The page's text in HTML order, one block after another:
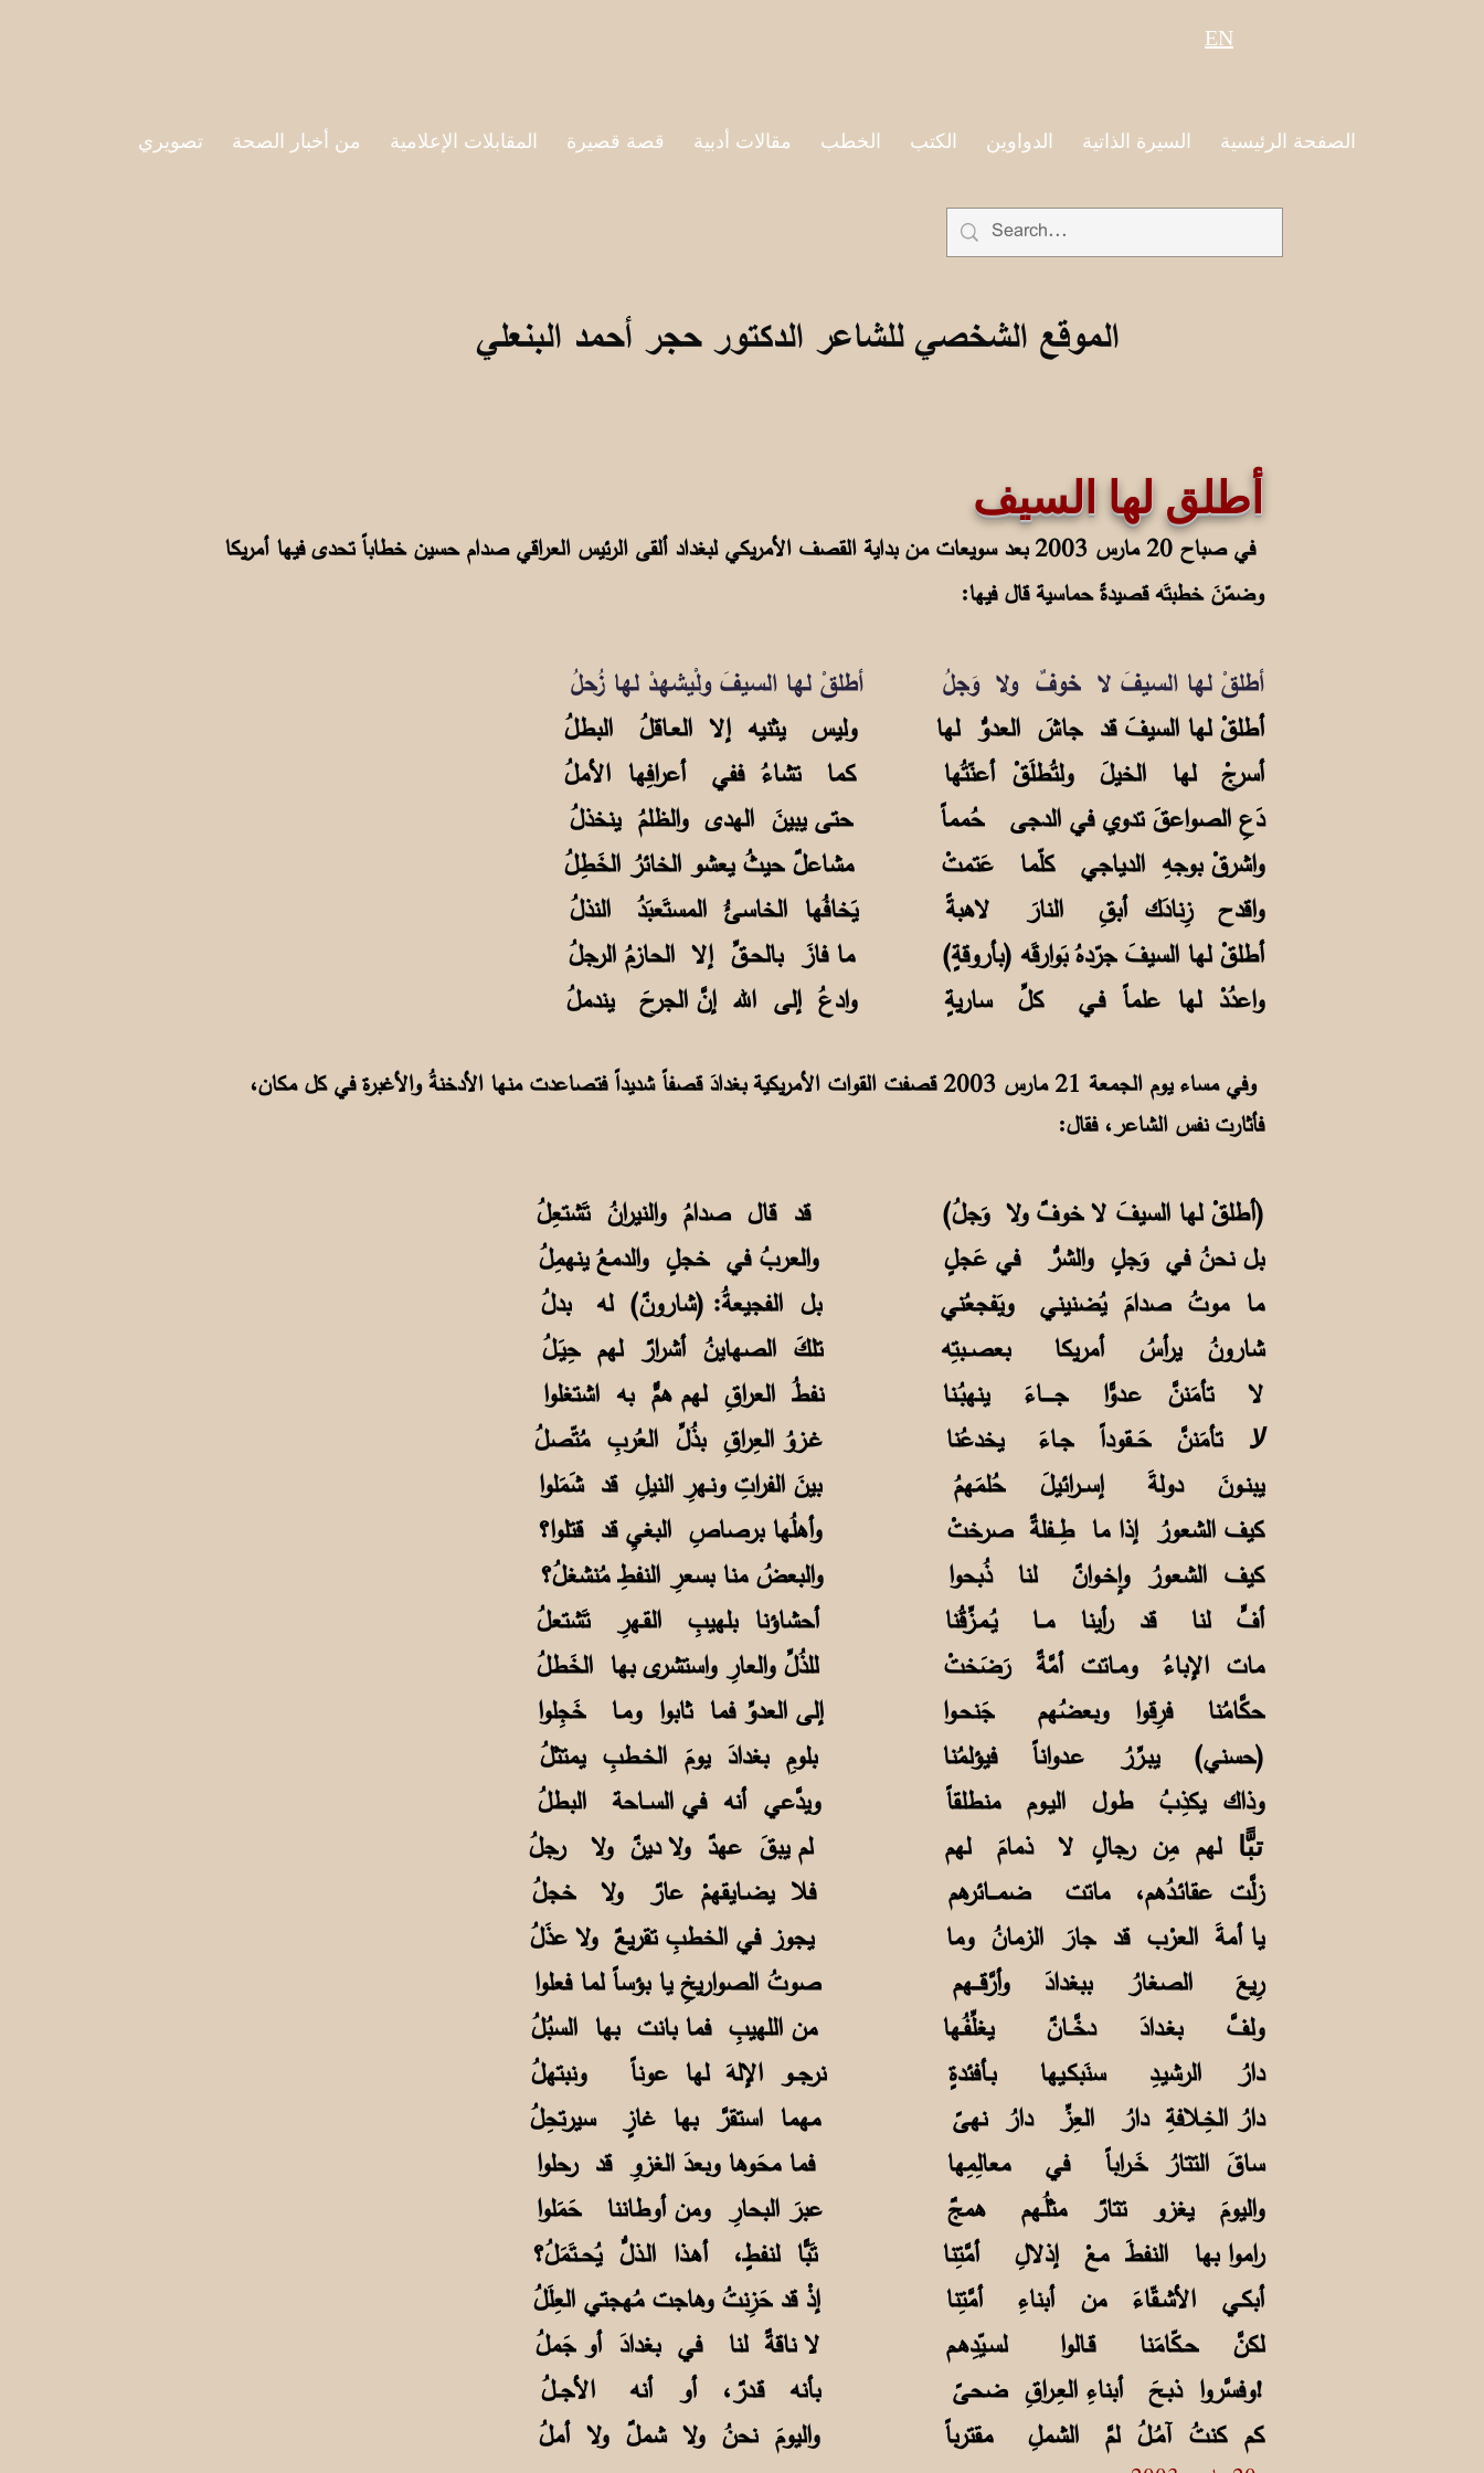
EN
الصفحة الرئيسية السيرة الذاتية الدواوين الكتب الخطب مقالات أدبية قصة قصيرة المقابلات الإعلامية من أخبار الصحة تصويري
الموقع الشخصي للشاعر الدكتور حجر أحمد البنعلي
أطلق لها السيف
في صباح 20 مارس 2003 بعد سويعات من بداية القصف الأمريكي لبغداد ألقى الرئيس العراقي صدام حسين خطاباً تحدى فيها أمريكا
وضمّنَ خطبتَه قصيدةً حماسية قال فيها:
أطلقْ لها السيفَ لا خوفٌ ولا وَجلُ أطلقْ لها السيفَ ولْيشهدْ لها زُحلُ
أطلقْ لها السيفَ قد جاشَ العدوُّ لها وليس يثنيه إلا العـاقلُ البطلُ
أسرجْ لها الخيلَ ولتُطلَقْ أعنّتُها كما تشاءُ ففي أعرافِها الأملُ
دَعِ الصواعقَ تدوي في الدجى حُمماً حتى يبينَ الهدى والظلمُ ينخذلُ
واشرقْ بوجهِ الدياجي كلّما عَتمتْ مشاعلٌ حيثُ يعشو الخائرُ الخَطِلُ
واقدح زِنادَك أبقِ النارَ لاهبةً يَخافُها الخاسئُ المستَعبَدُ النذلُ
أطلقْ لها السيفَ جرّدهُ بَوارقَه (بأروقةٍ) ما فازَ بالحـقِّ إلا الحازمُ الرجلُ
واعدُدْ لها علماً فـي كلِّ ساريةٍ وادعُ إلى الله إنَّ الجرحَ يندملُ
وفي مساء يوم الجمعة 21 مارس 2003 قصفت القوات الأمريكية بغدادَ قصفاً شديداً فتصاعدت منها الأدخنةُ والأغبرة في كل مكان،
فأثارت نفس الشاعر، فقال:
أطلقْ لها السيفَ لا خوفٌ ولا وَجلُ) قد قال صدامُ والنيرانُ تَشتعِلُ)
بل نحنُ في وَجلٍ والشرُّ في عَجلٍ
والعربُ في خجلٍ والدمعُ ينهمِلُ
ما موتُ صدامَ يُضنيني ويَفجعُني
بل الفجيعةُ: (شارونٌ) له بدلُ
شارونُ يرأسُ أمريكا بعصــبتِه
تلكَ الصهاينُ أشرارٌ لهم حِيَـلُ
لا تأمَننَّ عـدوًّا جـــــاءَ ينهبُـنا
نفطُ العراقِ لهم همٌّ به اشتغلوا
لا
تأمَننَّ حَــقوداً جـاءَ يخدعُنا غـزوُ العِراقِ بذُلِّ العُربِ مُتّصلُ
يبنـونَ دولةَ إســرائيلَ حُلمَهمُ
بينَ الفراتِ ونـهرِ النيلِ قد شَمَلوا
كيف الشعورُ إذا ما طِــفلةٌ صرختْ
وأهلُها برصاصِ البغيِ قد قتلوا؟
كيف الشعورُ وإخـوانٌ لنا ذُبحوا
والبعضُ منا بسعرِ النفطِ مُنشغلُ؟
أفٍّ لنا قد رأينا مــا يُـمـزِّقُنا
أحشاؤنا بلهيبِ القـهرِ تَشتعلُ
مات الإباءُ ومـاتت أمَّةٌ رَضَختْ
للذُلِّ والعارِ واستشرى بها الخَطلُ
حكَّامُنا فرِقوا وبعضُهم جَنحـوا
إلى العدوِّ فما ثابوا ومـا خَجِلوا
(حسني) يبـرِّرُ عـدواناً فيؤلمُنا
بلومِ بغدادَ يومَ الخـطبِ يمتثلُ
وذاك يكذِبُ طول اليـوم منطلقاً
ويدَّعي أنه في الســاحة البطلُ
تبًّا لهم مِن رجالٍ لا ذمامَ لهم لم يبقَ عهدٌ ولا دينٌ ولا رجلُ
زلَّت عقائـدُهم، ماتت ضمـــائرهم فلا يضـايقهمْ عارٌ ولا خجلُ
يا أمةَ العرْب قد جارَ الزمانُ وما
يجوز في الخطبِ تقريعٌ ولا عذَلُ
رِيعَ الصغارُ ببغدادَ وأرَّقـــهم
صوتُ الصواريخِ يا بؤساً لما فعلوا
ولفَّ بغـدادَ دخَّــانٌ يغلِّفُـها
من اللهيبِ فما بانت بها السبُلُ
دارُ الرشيـدِ سنَبكـيها بـأفئدةٍ نرجــو الإلهَ لها عوناً ونبتهلُ
دارُ الخِـلافةِ دارُ العِزِّ دارُ نهىً مهما استقرَّ بها غازٍ سيرتحِلُ
ساقَ التتارُ خَـراباً في معالِمِها
فما محَوها وبعدَ الغزوِ قد رحلوا
واليومَ يغزو تتارٌ مثلُـهم همجٌ
عبرَ البحارِ ومن أوطاننا حَمَلوا
راموا بها النفطَ معْ إذلالِ أمَّتِنا
تَبًّا لنفطٍ، أهـذا الـذلُّ يُحــتَمَلُ؟
أبكـي الأشـقّاءَ من أبناءِ أمَّتِنا
إذْ قد حَزِنتُ وهاجت مُهجتي العِلَلُ
لكنَّ حـكّامَنا قـالوا لسـيّدِهـم
لا ناقةٌ لنا في بغدادَ أو جَملُ
وفسَّروا ذبـحَ أبناءِ العِـراقِ ضحىًبأنه قـدرٌ، أو أنه الأجــلُ!
كم كنتُ آمُـلُ لمَّ الشملِ مقترباً
واليومَ نحنُ ولا شملٌ ولا أملُ